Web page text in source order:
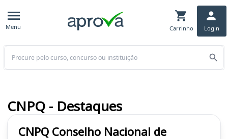
Menu Carrinho Login
Buscar
CNPQ Conselho Nacional de
CNPQ - Destaques